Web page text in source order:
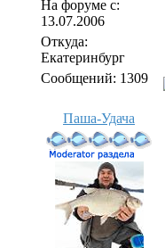
На форуме с:
13.07.2006
Откуда:
Екатеринбург
Сообщений: 1309
Паша-Удача